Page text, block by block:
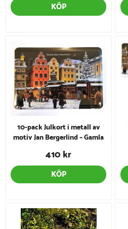
KÖP
10-pack Julkort i metall av
motiv Jan Bergerlind – Gamla
410 kr
KÖP